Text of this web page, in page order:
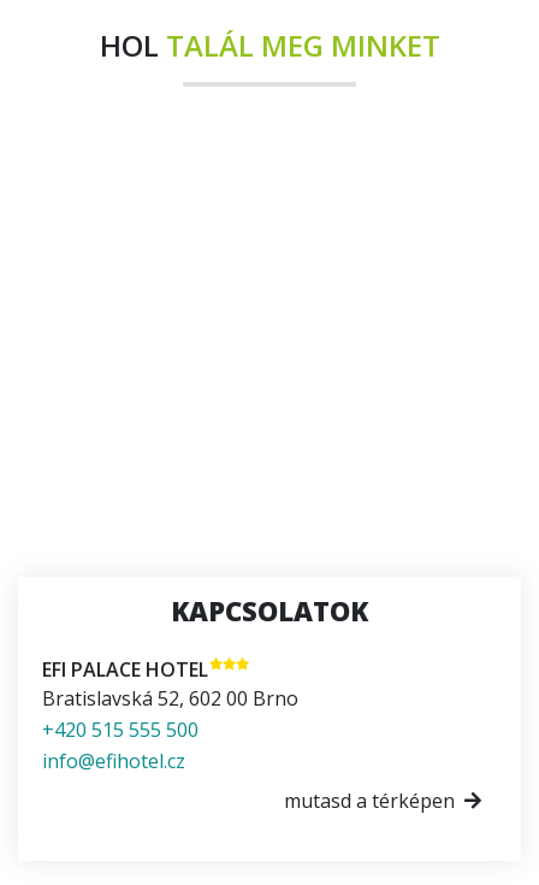
HOL TALÁL MEG MINKET
KAPCSOLATOK
EFI PALACE HOTEL
Bratislavská 52, 602 00 Brno
+420 515 555 500
info@efihotel.cz
mutasd a térképen